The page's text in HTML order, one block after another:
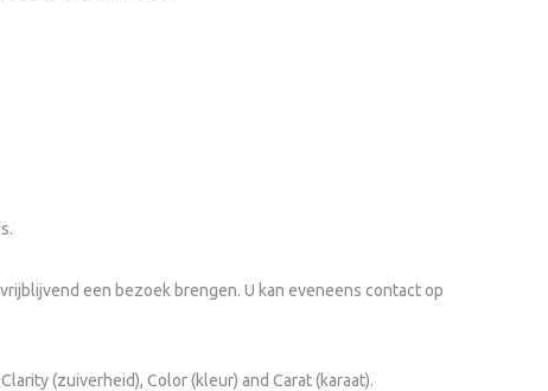
een bezoek brengen. U kan eveneens contact op
(zuiverheid), Color (kleur) and Carat (karaat).